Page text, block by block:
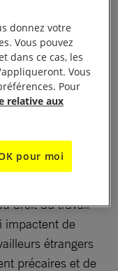
étatique
et des
pouvoir accéder
carrière et une
dans un cycle
des
droit du travail
impactent de
étrangers
précaires et de
donnez votre
Vous pouvez
dans ce cas, les
Vous
Pour
relative aux
pour moi